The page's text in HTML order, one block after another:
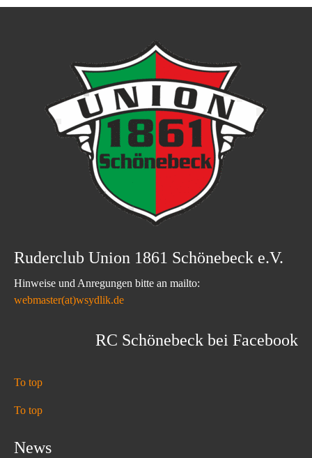
Ruderclub Union 1861 Schönebeck e.V.
Hinweise und Anregungen bitte an mailto:
webmaster(at)wsydlik.de
RC Schönebeck bei Facebook
To top
To top
News